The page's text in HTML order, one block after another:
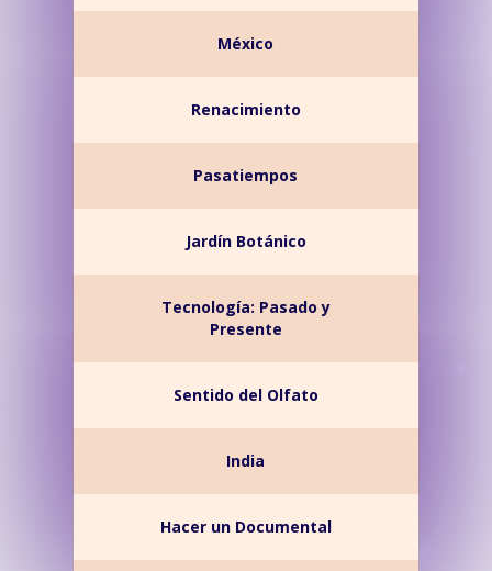
México
Renacimiento
Pasatiempos
Jardín Botánico
Tecnología: Pasado y
Presente
Sentido del Olfato
India
Hacer un Documental